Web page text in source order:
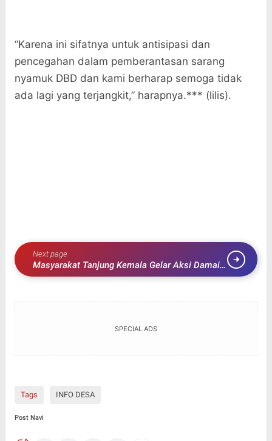
“Karena ini sifatnya untuk antisipasi dan
pencegahan dalam pemberantasan sarang
nyamuk DBD dan kami berharap semoga tidak
ada lagi yang terjangkit,” harapnya.*** (lilis).
Next page
Masyarakat Tanjung Kemala Gelar Aksi Damai
Tolak Pelantikan PJ Kades
SPECIAL ADS
Tags INFO DESA
Post Navi